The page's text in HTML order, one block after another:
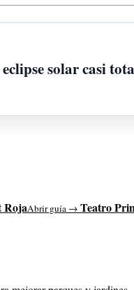
solar casi
RojaAbrir guía → Teatro